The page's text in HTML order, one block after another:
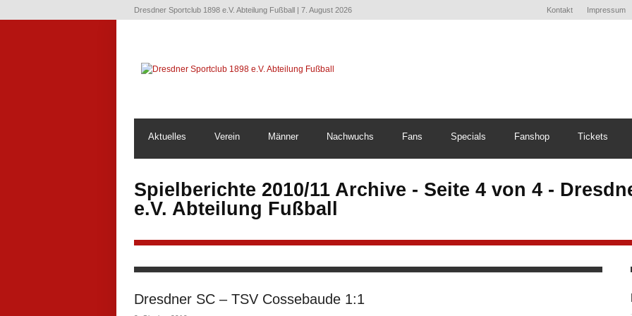
Dresdner Sportclub 1898 e.V. Abteilung Fußball | 7. August 2026 Kontakt Impressum
Aktuelles Verein Männer Nachwuchs Fans Specials Fanshop Tickets
Spielberichte 2010/11 Archive - Seite 4 von 4 -
e.V. Abteilung Fußball
Dresdner SC – TSV Cossebaude 1:1